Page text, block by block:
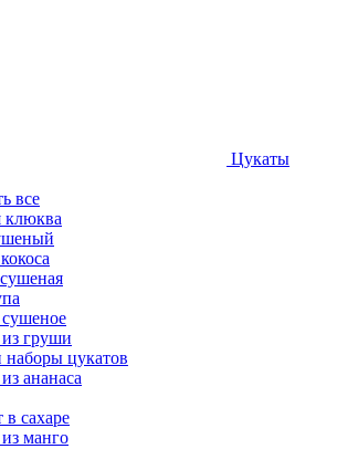
Цукаты
все
клюква
груши
цукатов
ананаса
в сахаре
манго